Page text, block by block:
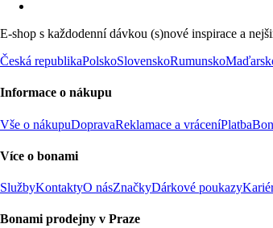
E-shop s každodenní dávkou (s)nové inspirace a
Česká republikaPolskoSlovenskoRumunsko
Informace o nákupu
Vše o nákupuDopravaReklamace a vráceníPlatba
Více o bonami
SlužbyKontaktyO násZnačkyDárkové poukazy
Bonami prodejny v Praze